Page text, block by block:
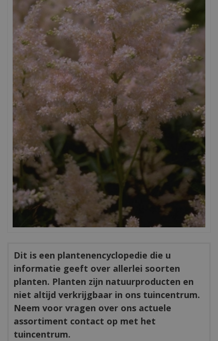
Dit is een plantenencyclopedie die u
informatie geeft over allerlei soorten
planten. Planten zijn natuurproducten en
niet altijd verkrijgbaar in ons tuincentrum.
Neem voor vragen over ons actuele
assortiment contact op met het
tuincentrum.